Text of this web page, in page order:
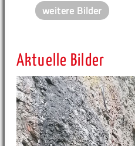
weitere Bilder
Aktuelle Bilder